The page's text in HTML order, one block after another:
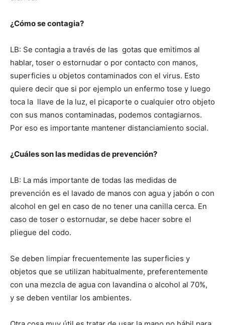
¿Cómo se contagia?
LB: Se contagia a través de las gotas que emitimos al
hablar, toser o estornudar o por contacto con manos,
superficies u objetos contaminados con el virus. Esto
quiere decir que si por ejemplo un enfermo tose y luego
toca la llave de la luz, el picaporte o cualquier otro objeto
con sus manos contaminadas, podemos contagiarnos.
Por eso es importante mantener distanciamiento social.
¿Cuáles son las medidas de prevención?
LB: La más importante de todas las medidas de
prevención es el lavado de manos con agua y jabón o con
alcohol en gel en caso de no tener una canilla cerca. En
caso de toser o estornudar, se debe hacer sobre el
pliegue del codo.
Se deben limpiar frecuentemente las superficies y
objetos que se utilizan habitualmente, preferentemente
con una mezcla de agua con lavandina o alcohol al 70%,
y se deben ventilar los ambientes.